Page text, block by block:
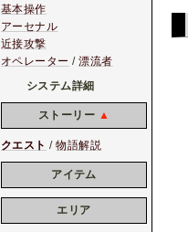
基本操作
アーセナル
近接攻撃
オペレーター /漂流者
システム詳細
ストーリー ▲
クエスト /物語解説
アイテム
エリア